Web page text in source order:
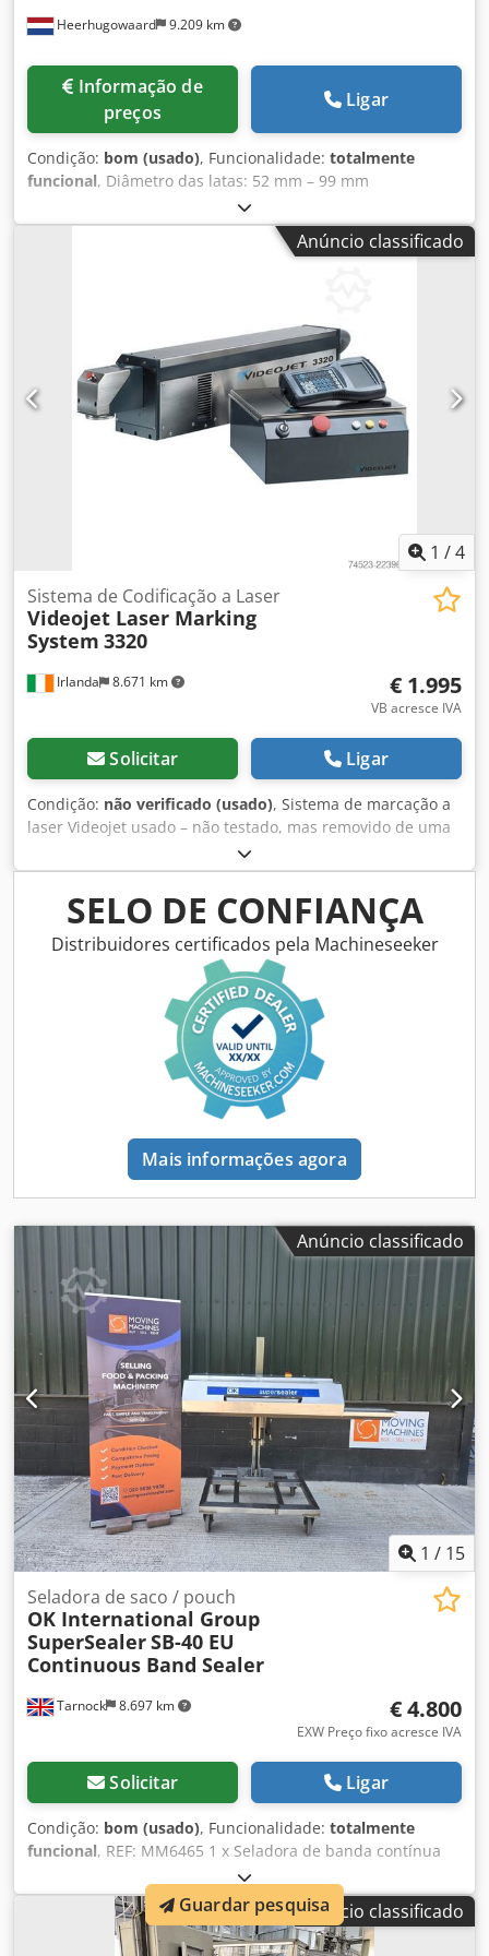
segunda a sexta-feira, das 8h às 16h.
Heerhugowaard 9.209 km
preços
Ligar
Condição: bom (usado), Funcionalidade: totalmente
funcional, Diâmetro das latas: 52 mm – 99 mm
Csdpfxozpyfvs Acyoha Altura das latas: 50 mm – 140 mm
Número de estações: 15 Capacidade: até 200 – 225 latas
Anúncio classificado
1 /4
Irlanda 8.671 km
Sistema de Codificação a Laser
Videojet Laser Marking
System 3320
€ 1.995
VB acresce IVA
Solicitar Ligar
Condição: não verificado (usado), Sistema de marcação a
laser Videojet usado – não testado, mas removido de uma
instalação de produção farmacêutica, onde estava em
funcionamento – inclui um extrator de fumos de laser Bofa
AD Oracle. Pronto para envio para qualquer parte do
mundo. Cedpfxjznt Hwo Acyjha Documentação de
exportação incluída.
SELO DE CONFIANÇA
Distribuidores certificados pela Machineseeker
Mais informações agora
Anúncio classificado
1 / 15
Tarnock 8.697 km
Seladora de saco / pouch
OK International Group
SuperSealerSB-40 EU
Continuous Band Sealer
€ 4.800
EXW Preço fixo acresce IVA
Solicitar Ligar
Condição: bom (usado), Funcionalidade: totalmente
funcional, REF: MM6465 1 x Seladora de banda contínua
SuperSealer da OK International Group, montada num
suporte móvel com altura ajustável. Fabricante – OK
International Group. Modelo – SB-40 EU. Número de série –
218-2527-22. Velocidade – variável, até 21,3 m/min.
Anúncio classificado
Guardar pesquisa